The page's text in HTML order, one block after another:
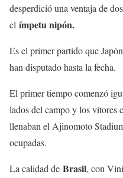
desperdició una ventaja de
el ímpetu nipón.
Es el primer partido que
han disputado hasta la fecha.
El primer tiempo comenzó
lados del campo y los vítores
llenaban el Ajinomoto
ocupadas.
La calidad de Brasil, con